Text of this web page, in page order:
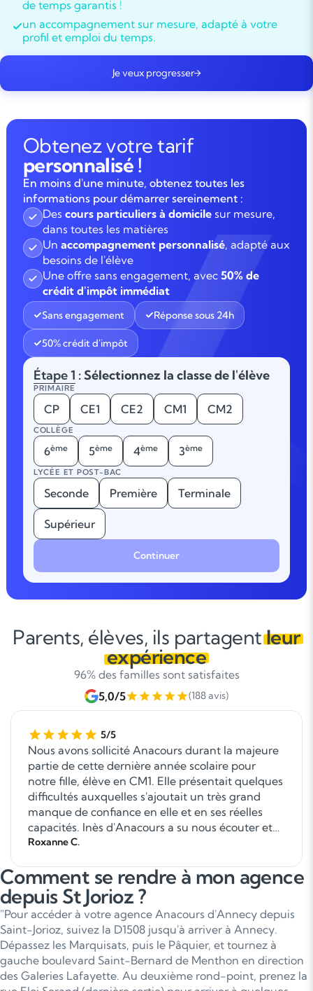
de temps garantis !
un accompagnement sur mesure, adapté à votre
profil et emploi du temps.
Je veux progresser
Obtenez votre tarif
personnalisé !
En moins d'une minute, obtenez toutes les
informations pour démarrer sereinement :
Des cours particuliers à domicilesur mesure,
dans toutes les matières
Un accompagnement personnalisé, adapté aux
besoins de l'élève
Une offre sans engagement, avec 50% de
crédit d'impôt immédiat
Sans engagement Réponse sous 24h
50% crédit d'impôt
Étape 1 : Sélectionnez la classe de l'élève
PRIMAIRE
CP CE1 CE2 CM1 CM2
COLLÈGE
6ème 5ème 4ème 3ème
LYCÉE ET POST-BAC
Seconde Première Terminale
Supérieur
Continuer
Parents, élèves, ils partagentleur
expérience
96% des familles sont satisfaites
5,0/5
(188 avis)
5/5
Nous avons sollicité Anacours durant la majeure
partie de cette dernière année scolaire pour
notre fille, élève en CM1. Elle présentait quelques
difficultés auxquelles s'ajoutait un très grand
manque de confiance en elle et en ses réelles
capacités. Inès d'Anacours a su nous écouter et
poser les bonnes questions pour cerner les
avons eu deux enseignantes différentes et
chacune a apporté une véritable aide à notre
enfant. Elles ont fait preuve d'écoute, d'empathie
et de pédagogie. Je ne saurai jamais assez les
remercier ainsi qu'Inès. Anacours assure
également un suivi téléphonique auprès des
parents à plusieurs moments de la prise en
charge de l'enfant.
Roxanne C.
Comment se rendre à mon agence
depuis St Jorioz ?
"Pour accéder à votre agence Anacours d'Annecy depuis
Saint-Jorioz, suivez la D1508 jusqu'à arriver à Annecy.
Dépassez les Marquisats, puis le Pâquier, et tournez à
gauche boulevard Saint-Bernard de Menthon en direction
des Galeries Lafayette. Au deuxième rond-point, prenez la